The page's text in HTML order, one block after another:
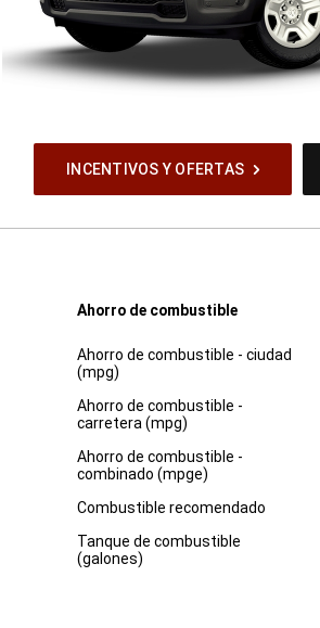
INCENTIVOS Y OFERTAS
Ahorro de combustible
Especificaciones Dimensiones
Ahorro de combustible - ciudad
(mpg)
Ahorro de combustible -
carretera (mpg)
Ahorro de combustible -
combinado (mpge)
Combustible recomendado
Tanque de combustible
(galones)